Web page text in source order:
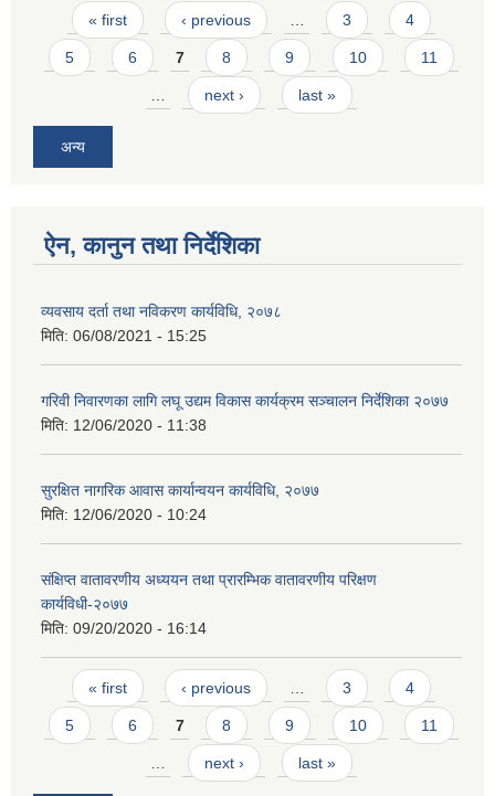
Pages
« first ‹ previous … 3 4
5 6 7 8 9 10 11
… next › last »
अन्य
ऐन, कानुन तथा निर्देशिका
व्यवसाय दर्ता तथा नविकरण कार्यविधि, २०७८
मिति: 06/08/2021 - 15:25
गरिवी निवारणका लागि लघू उद्यम विकास कार्यक्रम सञ्चालन निर्देशिका २०७७
मिति: 12/06/2020 - 11:38
सुरक्षित नागरिक आवास कार्यान्वयन कार्यविधि, २०७७
मिति: 12/06/2020 - 10:24
संक्षिप्त वातावरणीय अध्ययन तथा प्रारम्भिक वातावरणीय परिक्षण
कार्यविधी-२०७७
मिति: 09/20/2020 - 16:14
Pages
« first ‹ previous … 3 4
5 6 7 8 9 10 11
… next › last »